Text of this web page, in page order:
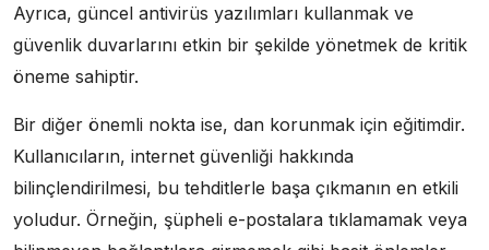
Ayrıca, güncel antivirüs yazılımları kullanmak ve
güvenlik duvarlarını etkin bir şekilde yönetmek de kritik
öneme sahiptir.
Bir diğer önemli nokta ise, dan korunmak için eğitimdir.
Kullanıcıların, internet güvenliği hakkında
bilinçlendirilmesi, bu tehditlerle başa çıkmanın en etkili
yoludur. Örneğin, şüpheli e-postalara tıklamamak veya